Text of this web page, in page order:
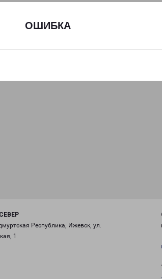
ОШИБКА
Республика, Ижевск, ул.
1